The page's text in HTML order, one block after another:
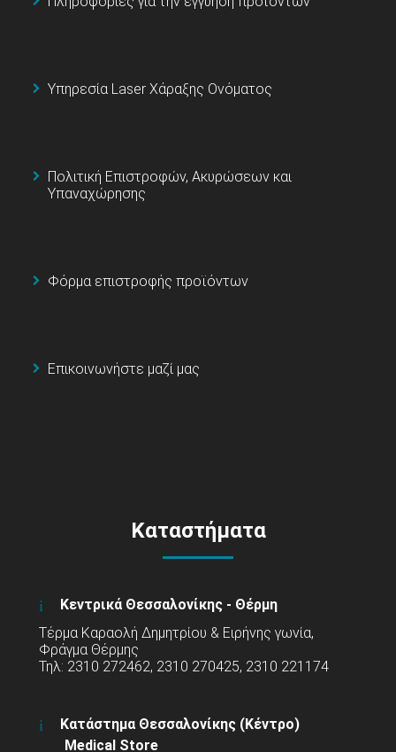
Υπηρεσία Laser Χάραξης Ονόματος
Πολιτική Επιστροφών, Ακυρώσεων και
Υπαναχώρησης
Φόρμα επιστροφής προϊόντων
Επικοινωνήστε μαζί μας
Καταστήματα
Κεντρικά Θεσσαλονίκης - Θέρμη
Τέρμα Καραολή Δημητρίου & Ειρήνης γωνία,
Φράγμα Θέρμης
Τηλ: 2310 272462, 2310 270425, 2310 221174
Κατάστημα Θεσσαλονίκης (Κέντρο)
Medical Store